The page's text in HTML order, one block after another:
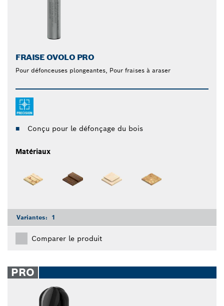
FRAISE OVOLO PRO
Pour défonceuses plongeantes, Pour fraises à araser
Conçu pour le défonçage du bois
Matériaux
Variantes: 1
Comparer le produit
PRO